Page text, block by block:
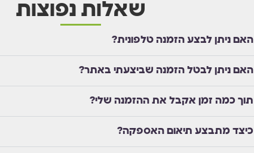
שאלות נפוצות
האם ניתן לבצע הזמנה טלפונית?
האם ניתן לבטל הזמנה שביצעתי באתר?
תוך כמה זמן אקבל את ההזמנה שלי?
כיצד מתבצע תיאום האספקה?